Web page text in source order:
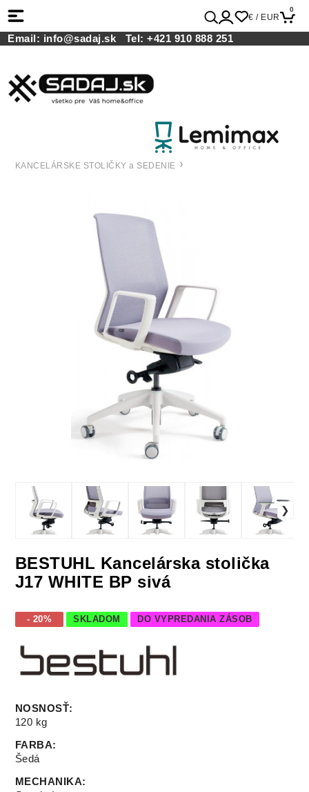
€ / EUR
0
Email: info@sadaj.sk Tel:+421 910 888 251
KANCELÁRSKE STOLIČKY a SEDENIE
BESTUHL Kancelárska stolička
J17 WHITE BP sivá
- 20% SKLADOM DO VYPREDANIA ZÁSOB
NOSNOSŤ:
120 kg
FARBA:
Šedá
MECHANIKA: